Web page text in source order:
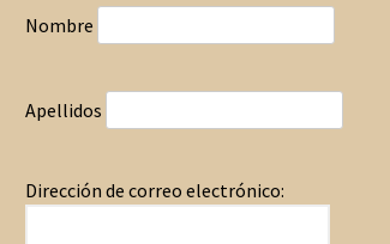
Nombre
Apellidos
Dirección de correo electrónico: